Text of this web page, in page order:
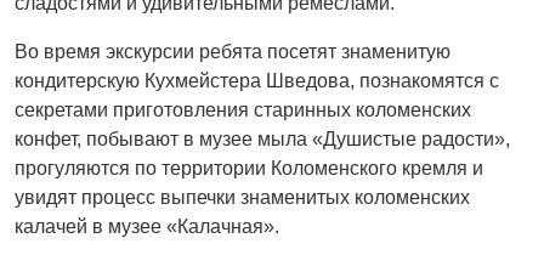
Во время экскурсии ребята посетят знаменитую
кондитерскую Кухмейстера Шведова, познакомятся с
секретами приготовления старинных коломенских
конфет, побывают в музее мыла «Душистые радости»,
прогуляются по территории Коломенского кремля и
увидят процесс выпечки знаменитых коломенских
калачей в музее «Калачная».